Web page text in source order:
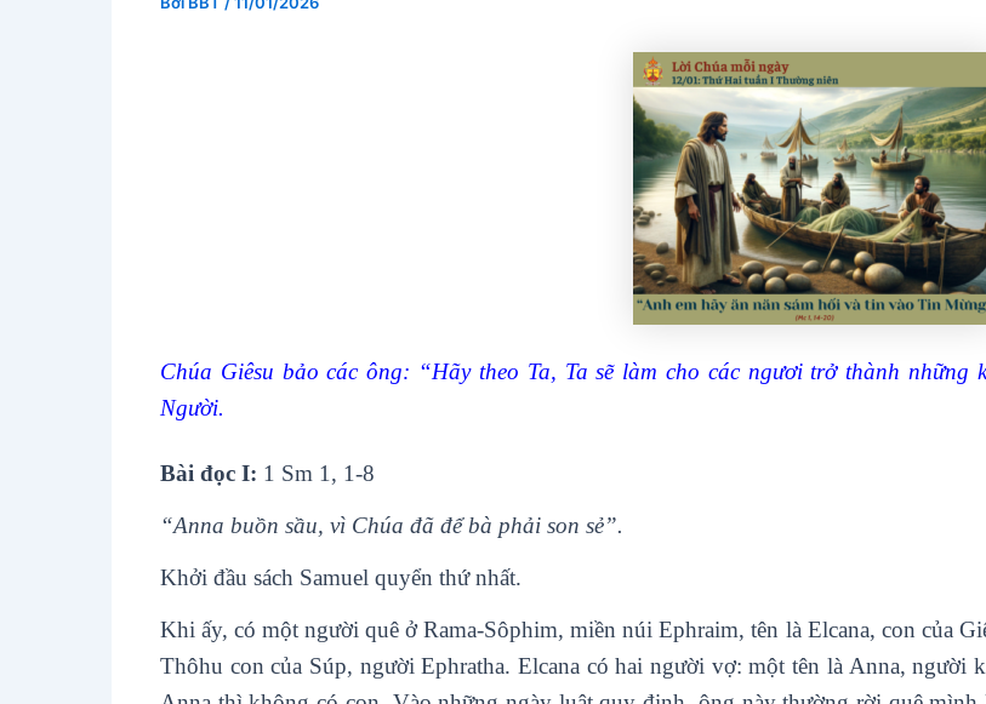
Chúa Giêsu bảo các ông: “Hãy theo Ta, Ta sẽ làm cho các ngươi trở thành
Người.
Bài đọc I: 1 Sm 1, 1-8
“Anna buồn sầu, vì Chúa đã để bà phải son sẻ”.
Khởi đầu sách Samuel quyển thứ nhất.
Khi ấy, có một người quê ở Rama-Sôphim, miền núi Ephraim, tên là Elcana, con của
Thôhu con của Súp, người Ephratha. Elcana có hai người vợ: một tên là Anna, người